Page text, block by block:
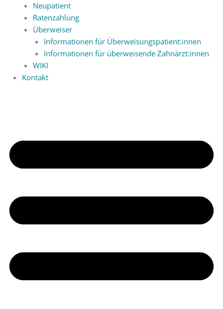
Neupatient
Ratenzahlung
Überweiser
Informationen für Überweisungspatient:innen
Informationen für überweisende Zahnärzt:innen
WIKI
Kontakt